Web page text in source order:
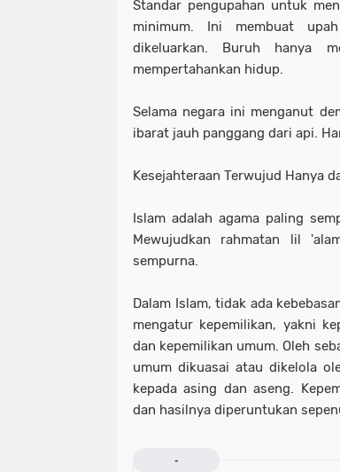
Standar pengupahan untuk
minimum. Ini membuat
dikeluarkan. Buruh hanya
mempertahankan hidup.
Selama negara ini menganut
ibarat jauh panggang dari api.
Kesejahteraan Terwujud Hanya
Islam adalah agama paling
Mewujudkan rahmatan lil
sempurna.
Dalam Islam, tidak ada
mengatur kepemilikan, yakni
dan kepemilikan umum. Oleh
umum dikuasai atau dikelola
kepada asing dan aseng.
dan hasilnya diperuntukan
-